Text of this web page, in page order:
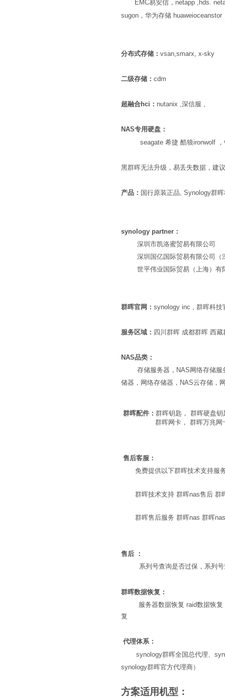
EMC易安信，netapp ,hds.
sugon，华为存储
分布式存储： vsan,smarx, x-sky
二级存储： cdm
超融合hci： nutanix ,深信服 ,
NAS专用硬盘：
seagate 希捷 酷狼ironwolf
黑群晖无法升级，易丢失数据，建
产品： 国行原装正品, Synology群
synology partner：
深圳市凯洛蜜贸易有限公司
深圳国亿国际贸易有限公司（
世平伟业国际贸易（上海）有
群晖官网： synology inc , 群晖科技
服务区域： 四川群晖 成都群晖 西
NAS品类：
存储服务器，NAS网络存储
储器，网络存储器，NAS云存储，
群晖配件： 群晖钥匙， 群晖硬盘
群晖网卡， 群晖万兆网卡，
售后客服：
免费提供以下群晖技术支持服
群晖技术支持 群晖nas售后 群
群晖售后服务 群晖nas 群晖
售后 ：
系列号查询是否过保，系列
群晖数据恢复：
服务器数据恢复 raid数据恢
复
代理体系：
synology群晖全国总代理、
synology群晖官方代理商）
方案适用机型：